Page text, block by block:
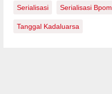
Serialisasi Serialisasi Bpom
Tanggal Kadaluarsa